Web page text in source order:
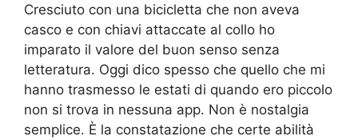
Cresciuto con una bicicletta che non aveva
casco e con chiavi attaccate al collo ho
imparato il valore del buon senso senza
letteratura. Oggi dico spesso che quello che mi
hanno trasmesso le estati di quando ero piccolo
non si trova in nessuna app. Non è nostalgia
semplice. È la constatazione che certe abilità